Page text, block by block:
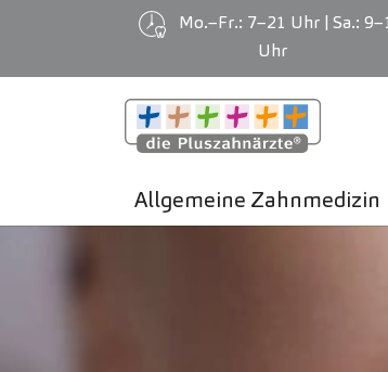
Zum Hauptinhalt springen
Mo.–Fr.: 7–21 Uhr | Sa.:
Uhr
Allgemeine Zahnmedizin